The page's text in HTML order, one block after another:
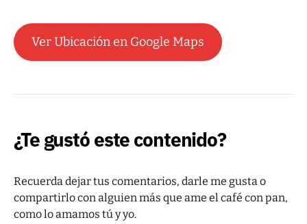
Ver Ubicación en Google Maps
¿Te gustó este contenido?
Recuerda dejar tus comentarios, darle me gusta o
compartirlo con alguien más que ame el café con pan,
como lo amamos tú y yo.